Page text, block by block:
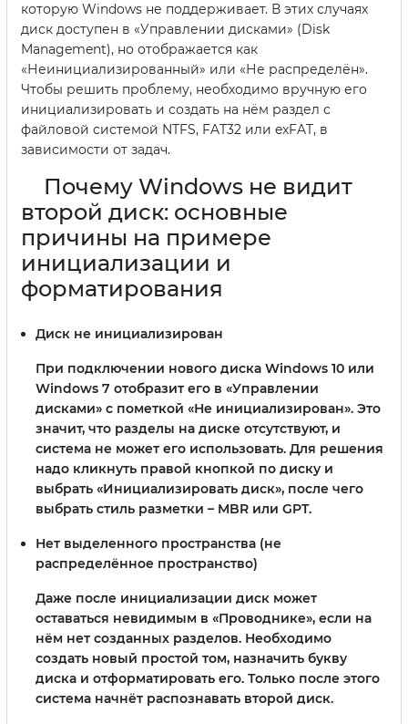
которую Windows не поддерживает. В этих случаях
диск доступен в «Управлении дисками» (Disk
Management), но отображается как
«Неинициализированный» или «Не распределён».
Чтобы решить проблему, необходимо вручную его
инициализировать и создать на нём раздел с
файловой системой NTFS, FAT32 или exFAT, в
зависимости от задач.
Почему Windows не видит
второй диск: основные
причины на примере
инициализации и
форматирования
Диск не инициализирован
При подключении нового диска Windows 10 или
Windows 7 отобразит его в «Управлении
дисками» с пометкой «Не инициализирован». Это
значит, что разделы на диске отсутствуют, и
система не может его использовать. Для решения
надо кликнуть правой кнопкой по диску и
выбрать «Инициализировать диск», после чего
выбрать стиль разметки – MBR или GPT.
Нет выделенного пространства (не
распределённое пространство)
Даже после инициализации диск может
оставаться невидимым в «Проводнике», если на
нём нет созданных разделов. Необходимо
создать новый простой том, назначить букву
диска и отформатировать его. Только после этого
система начнёт распознавать второй диск.